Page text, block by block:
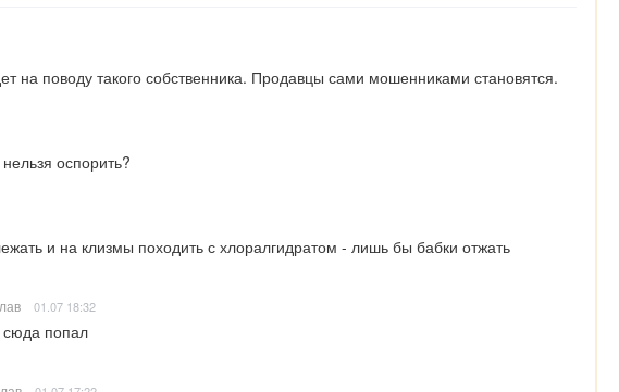
на поводу такого собственника. Продавцы сами мошенниками становятся.
оспорить?
и на клизмы походить с хлоралгидратом - лишь бы бабки отжать
01.07 18:32
сюда попал